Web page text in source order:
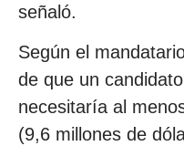
señaló.
Según el
de que un
necesitaría al
(9,6 millones de